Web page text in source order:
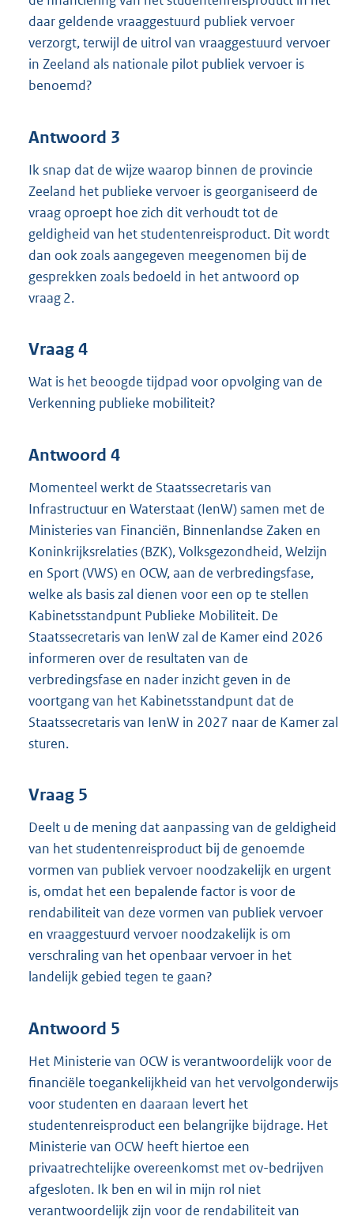
daar geldende vraaggestuurd publiek vervoer
verzorgt, terwijl de uitrol van vraaggestuurd vervoer
in Zeeland als nationale pilot publiek vervoer is
benoemd?
Antwoord 3
Ik snap dat de wijze waarop binnen de provincie
Zeeland het publieke vervoer is georganiseerd de
vraag oproept hoe zich dit verhoudt tot de
geldigheid van het studentenreisproduct. Dit wordt
dan ook zoals aangegeven meegenomen bij de
gesprekken zoals bedoeld in het antwoord op
vraag 2.
Vraag 4
Wat is het beoogde tijdpad voor opvolging van de
Verkenning publieke mobiliteit?
Antwoord 4
Momenteel werkt de Staatssecretaris van
Infrastructuur en Waterstaat (IenW) samen met de
Ministeries van Financiën, Binnenlandse Zaken en
Koninkrijksrelaties (BZK), Volksgezondheid, Welzijn
en Sport (VWS) en OCW, aan de verbredingsfase,
welke als basis zal dienen voor een op te stellen
Kabinetsstandpunt Publieke Mobiliteit. De
Staatssecretaris van IenW zal de Kamer eind 2026
informeren over de resultaten van de
verbredingsfase en nader inzicht geven in de
voortgang van het Kabinetsstandpunt dat de
Staatssecretaris van IenW in 2027 naar de Kamer zal
sturen.
Vraag 5
Deelt u de mening dat aanpassing van de geldigheid
van het studentenreisproduct bij de genoemde
vormen van publiek vervoer noodzakelijk en urgent
is, omdat het een bepalende factor is voor de
rendabiliteit van deze vormen van publiek vervoer
en vraaggestuurd vervoer noodzakelijk is om
verschraling van het openbaar vervoer in het
landelijk gebied tegen te gaan?
Antwoord 5
Het Ministerie van OCW is verantwoordelijk voor de
financiële toegankelijkheid van het vervolgonderwijs
voor studenten en daaraan levert het
studentenreisproduct een belangrijke bijdrage. Het
Ministerie van OCW heeft hiertoe een
privaatrechtelijke overeenkomst met ov-bedrijven
afgesloten. Ik ben en wil in mijn rol niet
verantwoordelijk zijn voor de rendabiliteit van